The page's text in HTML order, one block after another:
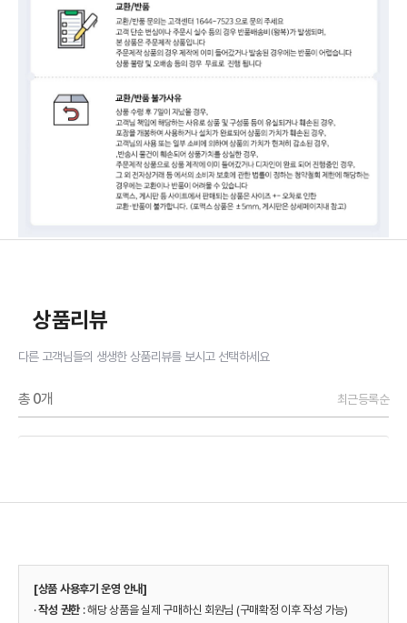
상품리뷰
다른 고객님들의 생생한 상품리뷰를 보시고 선택하세요
총 0개 최근등록순
[상품 사용후기 운영 안내]
·작성 권한 : 해당 상품을 실제 구매하신 회원님 (구매확정 이후 작성 가능)